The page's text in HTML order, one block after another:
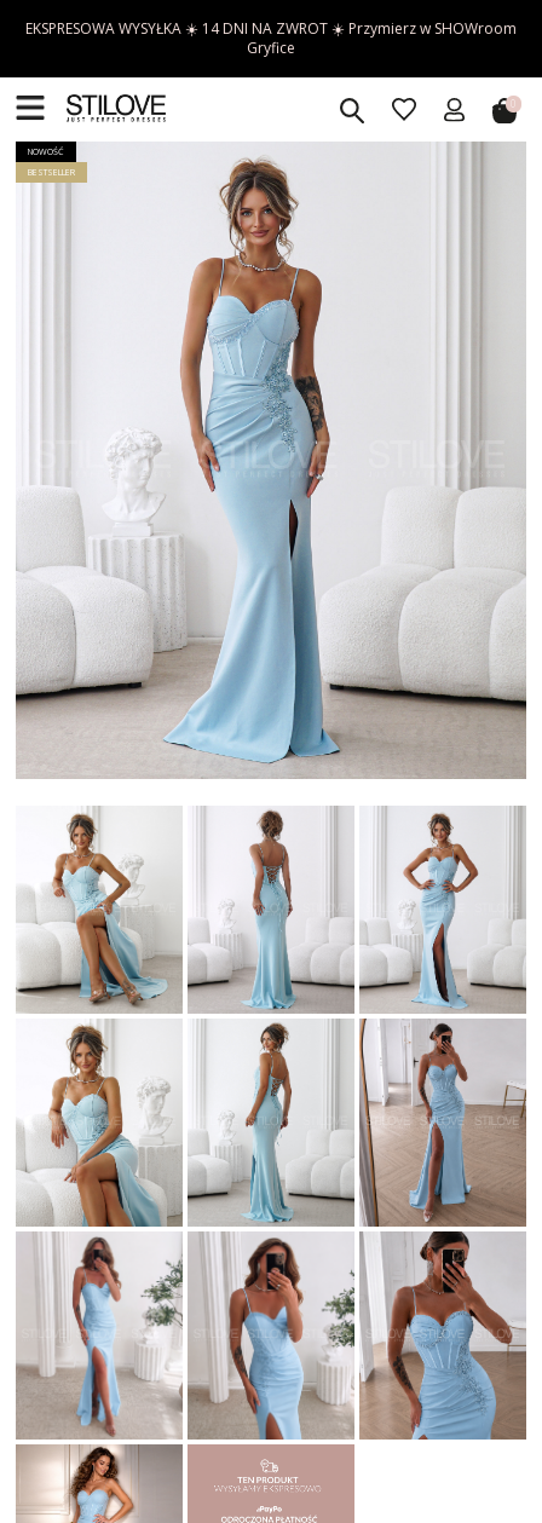
EKSPRESOWA WYSYŁKA ☀️ 14 DNI NA ZWROT ☀️ Przymierz w SHOWroom
Gryfice
0
NOWOŚĆ
BESTSELLER